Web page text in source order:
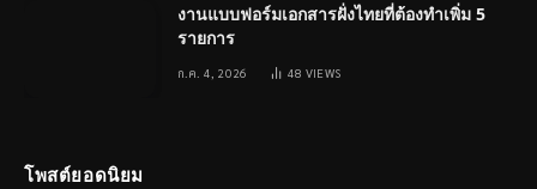
งานแบบฟอร์มเอกสารฝั่งไทยที่ต้องทำเพิ่ม 5
รายการ
ก.ค. 4, 2026 48 VIEWS
โพสต์ยอดนิยม